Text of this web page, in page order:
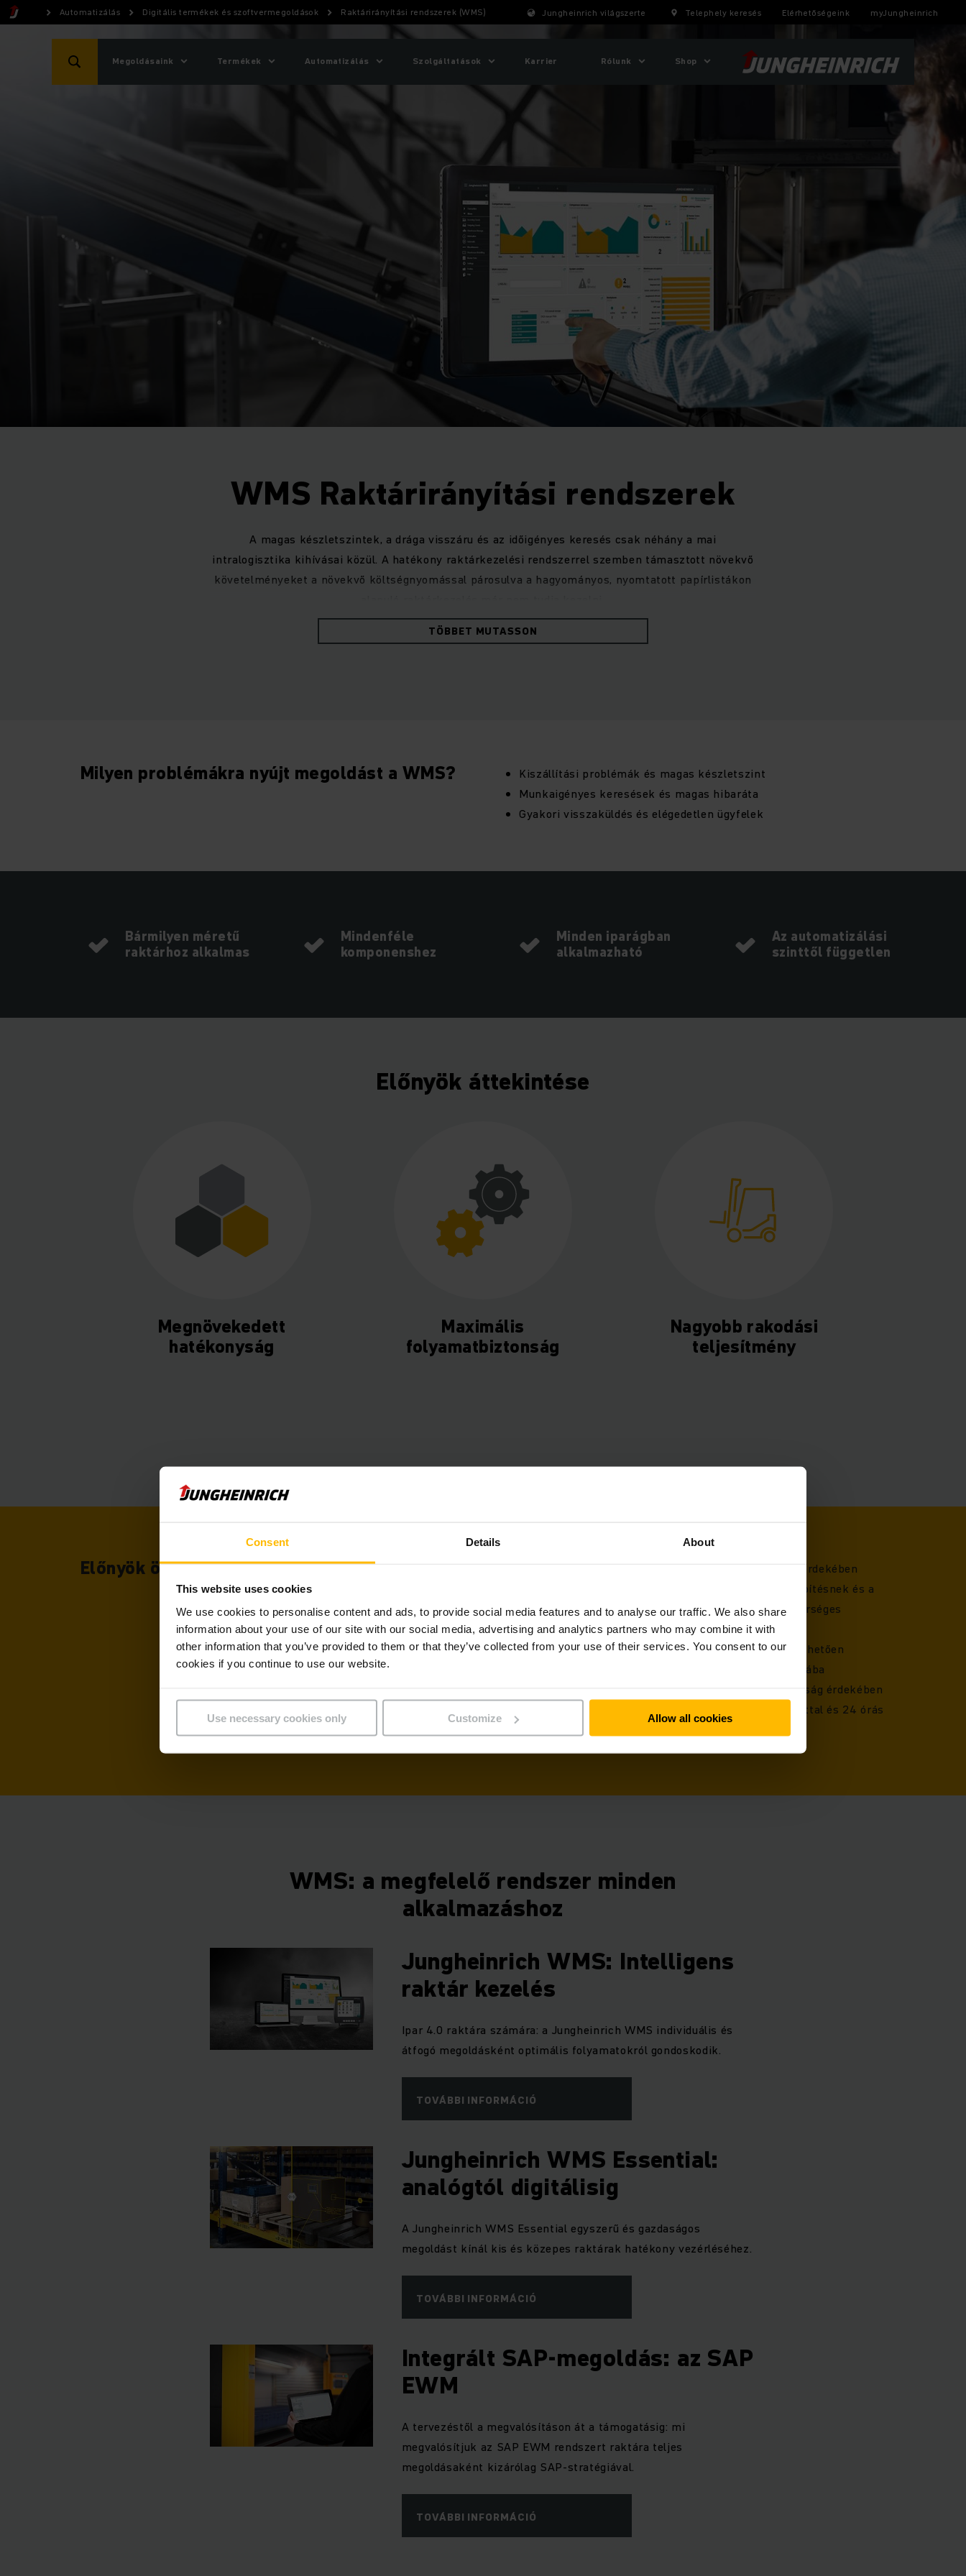
Consent Details About
This website uses cookies
We use cookies to personalise content and ads, to provide social media features and to analyse our traffic. We also share
information about your use of our site with our social media, advertising and analytics partners who may combine it with
other information that you’ve provided to them or that they’ve collected from your use of their services. You consent to our
cookies if you continue to use our website.
Use necessary cookies only Customize Allow all cookies
Automatizálás Digitális termékek és szoftvermegoldások Raktárirányítási rendszerek (WMS) Jungheinrich világszerte Telephely keresés Elérhetőségeink myJungheinrich
Megoldásaink Termékek Automatizálás Szolgáltatások Karrier Rólunk Shop
WMS Raktárirányítási rendszerek
A magas készletszintek, a drága visszáru és az időigényes keresés csak néhány a mai
intralogisztika kihívásai közül. A hatékony raktárkezelési rendszerrel szemben támasztott növekvő
követelményeket a növekvő költségnyomással párosulva a hagyományos, nyomtatott papírlistákon
TÖBBET MUTASSON
Milyen problémákra nyújt megoldást a WMS?
Kiszállítási problémák és magas készletszint
Munkaigényes keresések és magas hibaráta
Gyakori visszaküldés és elégedetlen ügyfelek
Bármilyen méretű
raktárhoz alkalmas
Mindenféle
komponenshez
Minden iparágban
alkalmazható
Az automatizálási
szinttől független
Előnyök áttekintése
Megnövekedett
hatékonyság
Maximális
folyamatbiztonság
Nagyobb rakodási
teljesítmény
Előnyök összefoglalása
Teljes körű raktárkezelés a maximális hatékonyság érdekében
Intelligens és rugalmas megoldások a moduláris felépítésnek és a
sokféle funkciónak köszönhetően, beleértve a mesterséges
intelligenciát is
Intuitív kezelés a felhasználóbarát felületnek köszönhetően
Problémamentes integráció az Ön raktártechnológiájába
További kompatibilitás a hosszú távú jövőbeli biztonság érdekében
Házon belüli fejlesztés több mint 30 éves tapasztalattal és 24 órás
WMS: a megfelelő rendszer minden
alkalmazáshoz
Jungheinrich WMS: Intelligens
raktár kezelés
Ipar 4.0 raktára számára: a Jungheinrich WMS individuális és
átfogó megoldásként optimális folyamatokról gondoskodik.
TOVÁBBI INFORMÁCIÓ
Jungheinrich WMS Essential:
analógtól digitálisig
A Jungheinrich WMS Essential egyszerű és gazdaságos
megoldást kínál kis és közepes raktárak hatékony vezérléséhez.
TOVÁBBI INFORMÁCIÓ
Integrált SAP-megoldás: az SAP
EWM
A tervezéstől a megvalósításon át a támogatásig: mi
megvalósítjuk az SAP EWM rendszert raktára teljes
megoldásaként kizárólag SAP-stratégiával.
TOVÁBBI INFORMÁCIÓ